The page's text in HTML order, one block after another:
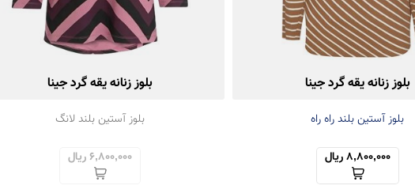
بلوز زنانه یقه گرد جینا
بلوز آستین بلند راه راه
8,800,000 ریال
بلوز زنانه یقه گرد جینا
بلوز آستین بلند لانگ
6,800,000 ریال